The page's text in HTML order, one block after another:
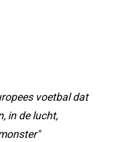
voetbal dat
in de lucht,